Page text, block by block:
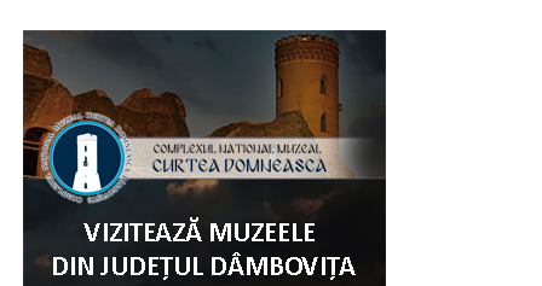
Urmărește Incomod Media și pe Google News
RECLAMA